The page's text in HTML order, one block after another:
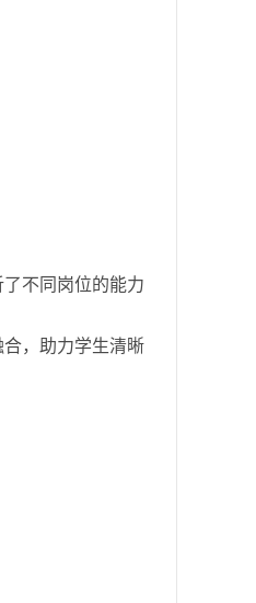
不同岗位的能力
，助力学生清晰